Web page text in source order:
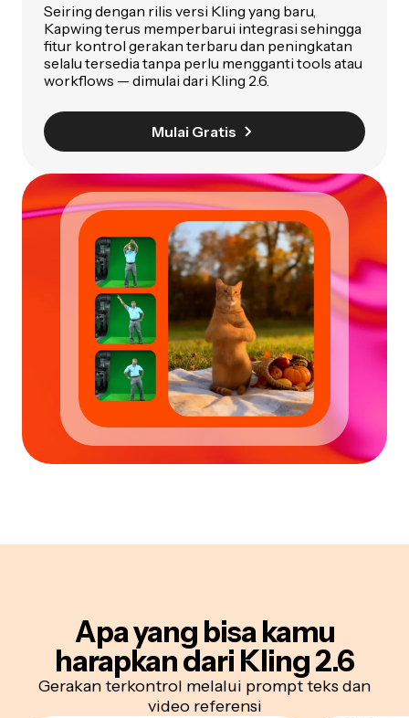
Seiring dengan rilis versi Kling yang baru,
Kapwing terus memperbarui integrasi sehingga
fitur kontrol gerakan terbaru dan peningkatan
selalu tersedia tanpa perlu mengganti tools atau
workflows — dimulai dari Kling 2.6.
Mulai Gratis
Apa yang bisa kamu
harapkan dari Kling 2.6
Gerakan terkontrol melalui prompt teks dan
video referensi